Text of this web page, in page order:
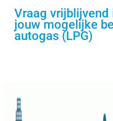
Vraag
jouw mogelijke
autogas (LPG)